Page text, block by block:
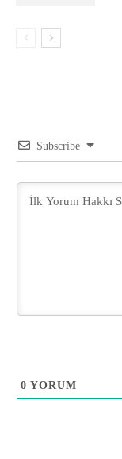
Subscribe
0 YORUM